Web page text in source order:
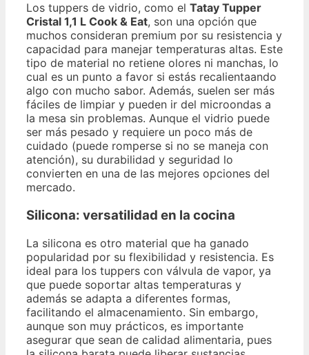
Los tuppers de vidrio, como el Tatay Tupper
Cristal 1,1 L Cook & Eat, son una opción que
muchos consideran premium por su resistencia y
capacidad para manejar temperaturas altas. Este
tipo de material no retiene olores ni manchas, lo
cual es un punto a favor si estás recalientaando
algo con mucho sabor. Además, suelen ser más
fáciles de limpiar y pueden ir del microondas a
la mesa sin problemas. Aunque el vidrio puede
ser más pesado y requiere un poco más de
cuidado (puede romperse si no se maneja con
atención), su durabilidad y seguridad lo
convierten en una de las mejores opciones del
mercado.
Silicona: versatilidad en la cocina
La silicona es otro material que ha ganado
popularidad por su flexibilidad y resistencia. Es
ideal para los tuppers con válvula de vapor, ya
que puede soportar altas temperaturas y
además se adapta a diferentes formas,
facilitando el almacenamiento. Sin embargo,
aunque son muy prácticos, es importante
asegurar que sean de calidad alimentaria, pues